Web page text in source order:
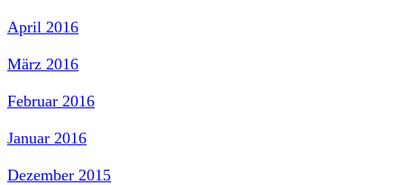
April 2016
März 2016
Februar 2016
Januar 2016
Dezember 2015